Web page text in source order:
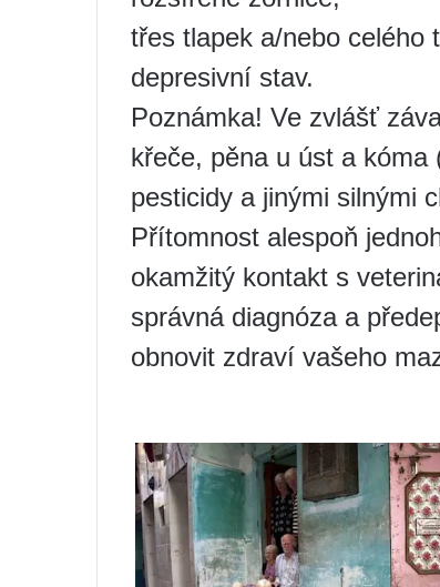
třes tlapek a/nebo celého
depresivní stav.
Poznámka! Ve zvlášť
křeče, pěna u úst a kóma
pesticidy a jinými silnými
Přítomnost alespoň
okamžitý kontakt s
správná diagnóza a
obnovit zdraví vašeho